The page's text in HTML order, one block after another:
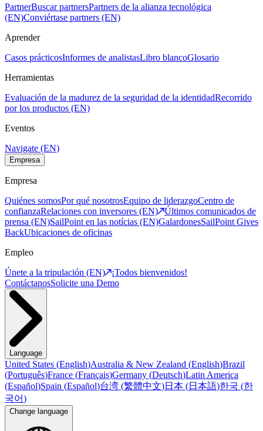
PartnerBuscar partnersPartners de la alianza tecnológica
(EN)Conviértase partners (EN)
Aprender
Casos prácticosInformes de analistasLibro blancoGlosario
Herramientas
Evaluación de la madurez de la seguridad de la identidadRecorrido
por los productos (EN)
Eventos
Navigate (EN)
Empresa
Empresa
Quiénes somosPor qué nosotrosEquipo de liderazgoCentro de
confianzaRelaciones con inversores (EN)
Últimos comunicados de
prensa (EN)SailPoint en las notícias (EN)GalardonesSailPoint Gives
BackUbicaciones de oficinas
Empleo
Únete a la tripulación (EN)
¡Todos bienvenidos!
ContáctanosSolicite una Demo
Language
United States (English)Australia & New Zealand (English)Brazil
(Português)France (Français)Germany (Deutsch)Latin America
(Español)Spain (Español)台湾 (繁體中文)日本 (日本語)한국 (한
국어)
Change language